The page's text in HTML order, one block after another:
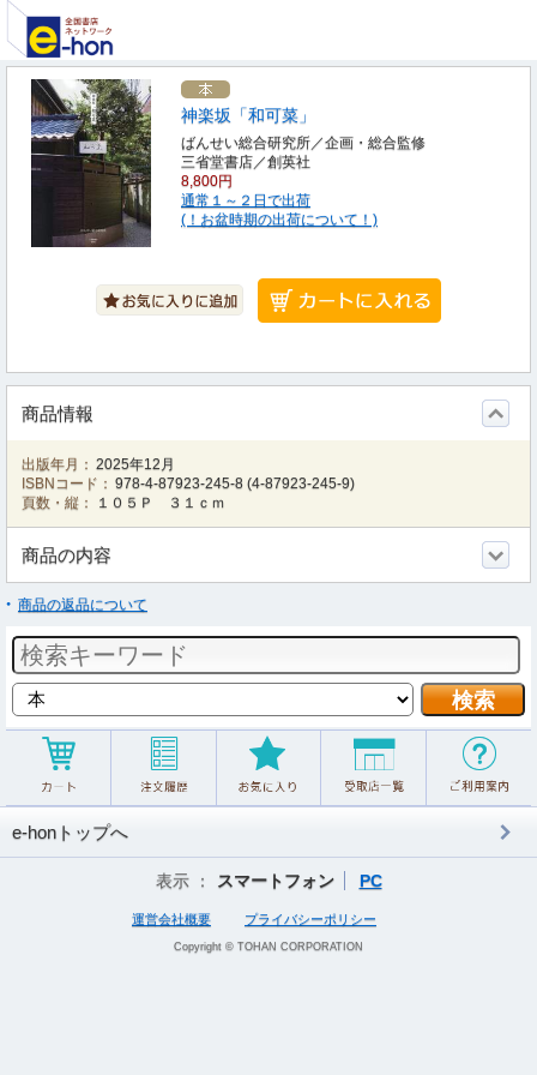
神楽坂「和可菜」
ばんせい総合研究所／企画・総合監修
三省堂書店／創英社
8,800円
通常１～２日で出荷
(！お盆時期の出荷について！)
商品情報
出版年月： 2025年12月
ISBNコード： 978-4-87923-245-8 (4-87923-245-9)
頁数・縦：
１０５Ｐ ３１ｃｍ
商品の内容
商品の返品について
e-honトップへ
表示 ： スマートフォン PC
運営会社概要 プライバシーポリシー
Copyright © TOHAN CORPORATION